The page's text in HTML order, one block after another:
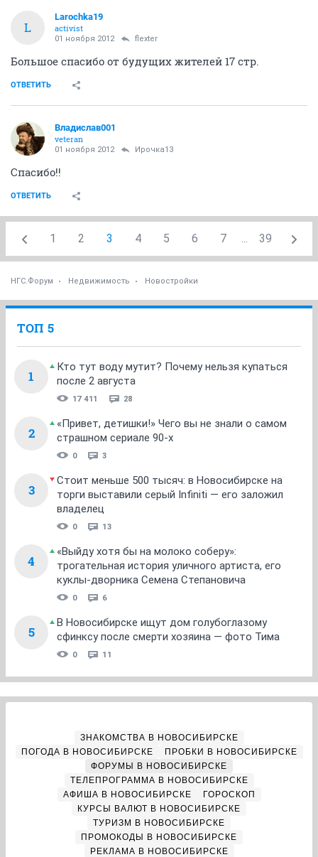
L
Larochka19
activist
01 ноября 2012 flexter
Большое спасибо от будущих жителей 17 стр.
ОТВЕТИТЬ
Владислав001
veteran
01 ноября 2012 Ирочка13
Спасибо!!
ОТВЕТИТЬ
1 2 3 4 5 6 7 ... 39
НГС.Форум Недвижимость Новостройки
ТОП 5
1
Кто тут воду мутит? Почему нельзя купаться
после 2 августа
17 411 28
2
«Привет, детишки!» Чего вы не знали о самом
страшном сериале 90-х
0 3
3
Стоит меньше 500 тысяч: в Новосибирске на
торги выставили серый Infiniti — его заложил
владелец
0 13
4
«Выйду хотя бы на молоко соберу»:
трогательная история уличного артиста, его
куклы-дворника Семена Степановича
0 6
5
В Новосибирске ищут дом голубоглазому
сфинксу после смерти хозяина — фото Тима
0 11
ЗНАКОМСТВА В НОВОСИБИРСКЕ
ПОГОДА В НОВОСИБИРСКЕ
ПРОБКИ В НОВОСИБИРСКЕ
ФОРУМЫ В НОВОСИБИРСКЕ
ТЕЛЕПРОГРАММА В НОВОСИБИРСКЕ
АФИША В НОВОСИБИРСКЕ
ГОРОСКОП
КУРСЫ ВАЛЮТ В НОВОСИБИРСКЕ
ТУРИЗМ В НОВОСИБИРСКЕ
ПРОМОКОДЫ В НОВОСИБИРСКЕ
РЕКЛАМА В НОВОСИБИРСКЕ